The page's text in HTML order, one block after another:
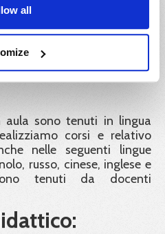
all
e sicurezza del lavoro
nostri clienti. Il servizio
disponibile sull’intero
i settori lavorativi e per
sono tenuti in lingua
corsi e relativo
nelle seguenti lingue
russo, cinese, inglese e
tenuti da docenti